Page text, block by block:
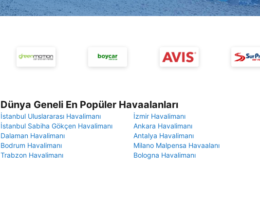
Dünya Geneli En Popüler Havaalanları
İstanbul Uluslararası Havalimanı
İzmir Havalimanı
İstanbul Sabiha Gökçen Havalimanı
Ankara Havalimanı
Dalaman Havalimanı
Antalya Havalimanı
Bodrum Havalimanı
Milano Malpensa Havaalanı
Trabzon Havalimanı
Bologna Havalimanı